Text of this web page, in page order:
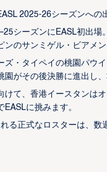
2025-26シーズンへの
シーズンにEASL初出
ンのサンミゲル・ビアメ
ズ・タイペイの桃園パウ
園がその後決勝に進出し、
けて、香港イースタンは
に挑みます。
る正式なロスターは、数